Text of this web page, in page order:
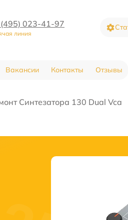
023-41-97
линия
Вакансии Контакты Отзывы
Синтезатора 130 Dual Vca